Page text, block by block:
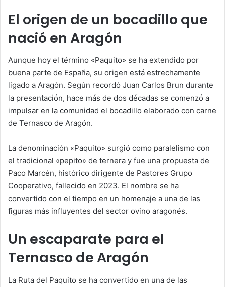
El origen de un bocadillo que
nació en Aragón
Aunque hoy el término «Paquito» se ha extendido por
buena parte de España, su origen está estrechamente
ligado a Aragón. Según recordó Juan Carlos Brun durante
la presentación, hace más de dos décadas se comenzó a
impulsar en la comunidad el bocadillo elaborado con carne
de Ternasco de Aragón.
La denominación «Paquito» surgió como paralelismo con
el tradicional «pepito» de ternera y fue una propuesta de
Paco Marcén, histórico dirigente de Pastores Grupo
Cooperativo, fallecido en 2023. El nombre se ha
convertido con el tiempo en un homenaje a una de las
figuras más influyentes del sector ovino aragonés.
Un escaparate para el
Ternasco de Aragón
La Ruta del Paquito se ha convertido en una de las